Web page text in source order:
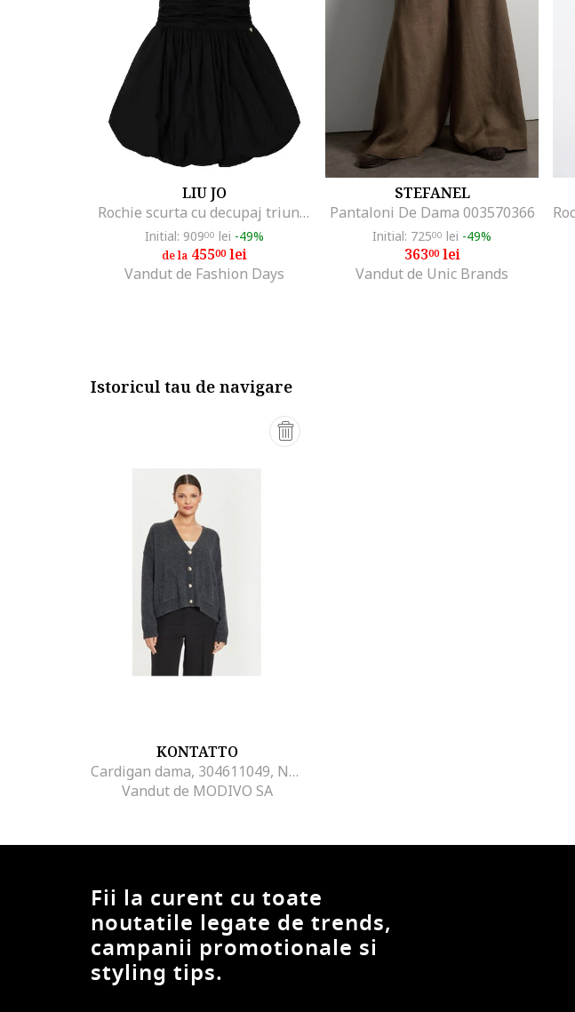
LIU JO
Rochie scurta cu decupaj triunghiular pe partea din spate, Negru
Initial: 90900 lei -49%
de la 45500lei
Vandut de Fashion Days
STEFANEL
Pantaloni De Dama 003570366
Initial: 72500 lei -49%
36300lei
Vandut de Unic Brands
Istoricul tau de navigare
KONTATTO
Cardigan dama, 304611049, Nylon/Viscoza/Lana, One Size INTL, Gri
Vandut de MODIVO SA
Fii la curent cu toate
noutatile legate de trends,
campanii promotionale si
styling tips.